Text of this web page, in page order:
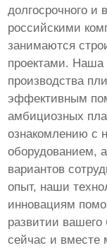
долгосрочного и
российскими
занимаются
проектами. Наша
производства
эффективным
амбициозных
ознакомлению с
оборудованием,
вариантов
опыт, наши
инновациям
развитии
сейчас и